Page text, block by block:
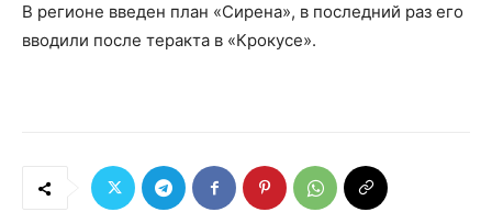
В регионе введен план «Сирена», в последний раз его
вводили после теракта в «Крокусе».